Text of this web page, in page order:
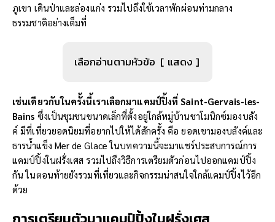
ภูเขา เดินป่าและล่องแก่ง รวมไปถึงใช้เวลาพักผ่อนท่ามกลาง
ธรรมชาติอย่างเต็มที่
เลือกอ่านตามหัวข้อ แสดง
เช่นเดียวกับในครั้งนี้เราเลือกมาแคมป์ปิ้งที่ Saint-Gervais-les-
Bains ซึ่งเป็นชุมชนขนาดเล็กที่ตั้งอยู่ใกล้หมู่บ้านชาโมนิกซ์มองบลัง
ค์ มีที่เที่ยวยอดนิยมที่อยากไปให้ได้สักครั้ง คือ ยอดเขามองบลังค์และ
ธารน้ำแข็ง Mer de Glace ในบทความนี้จะมาแชร์ประสบการณ์การ
แคมป์ปิ้งในฝรั่งเศส รวมไปถึงวิธีการเตรียมตัวก่อนไปออกแคมป์ปิ้ง
กัน ในตอนท้ายยังรวมที่เที่ยวและกิจกรรมน่าสนใจใกล้แคมป์ปิ้งไว้อีก
ด้วย